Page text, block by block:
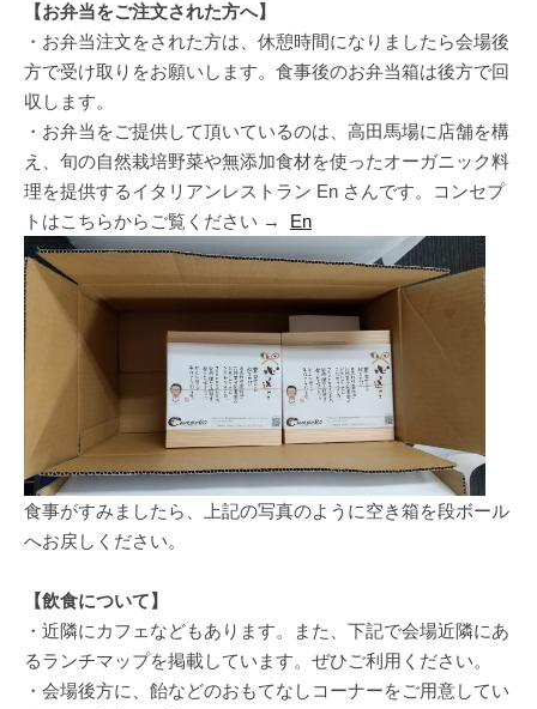
【お弁当をご注文された方へ】
・お弁当注文をされた方は、休憩時間になりましたら会場後
方で受け取りをお願いします。食事後のお弁当箱は後方で回
収します。
・お弁当をご提供して頂いているのは、高田馬場に店舗を構
え、旬の自然栽培野菜や無添加食材を使ったオーガニック料
理を提供するイタリアンレストラン En さんです。コンセプ
トはこちらからご覧ください → En
食事がすみましたら、上記の写真のように空き箱を段ボール
へお戻しください。
【飲食について】
・近隣にカフェなどもあります。また、下記で会場近隣にあ
るランチマップを掲載しています。ぜひご利用ください。
・会場後方に、飴などのおもてなしコーナーをご用意してい